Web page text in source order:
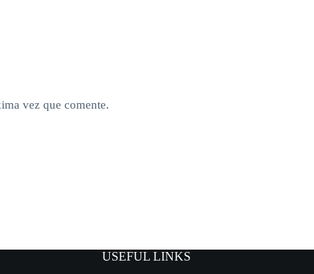
vez que comente.
USEFUL LINKS